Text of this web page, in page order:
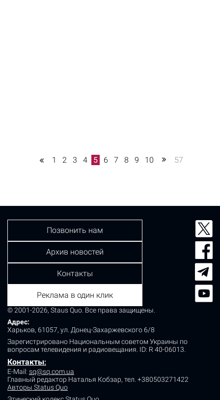
1 2 3 4 5 6 7 8 9 10 57
© 2001-2026, Staus Quo. Все права защищены.
Адрес:
Харьков, 61057, ул. Донец-Захаржевского 6/8
Зарегистрировано Национальным советом Украины по
вопросам телевидения и радиовещания. ID: R 40-06013.
Контакты:
E-Mail: sq@sq.com.ua
Главный редактор Наталья Кобзар, тел. +380503271422
Авторы Status Quo
Позвонить нам
Архив новостей
Контакты
Реклама в один клик